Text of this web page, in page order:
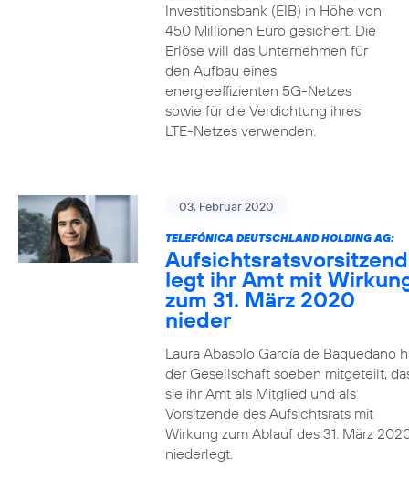
Investitionsbank (EIB) in Höhe von
450 Millionen Euro gesichert. Die
Erlöse will das Unternehmen für
den Aufbau eines
energieeffizienten 5G-Netzes
sowie für die Verdichtung ihres
LTE-Netzes verwenden.
03. Februar 2020
TELEFÓNICA DEUTSCHLAND HOLDING AG:
legt ihr Amt mit
zum 31. März 2020
nieder
Laura Abasolo García de Baquedano
der Gesellschaft soeben mitgeteilt,
sie ihr Amt als Mitglied und als
Vorsitzende des Aufsichtsrats mit
Wirkung zum Ablauf des 31. März
niederlegt.